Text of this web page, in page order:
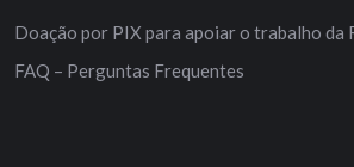
Doação por PIX para apoiar o trabalho da
FAQ – Perguntas Frequentes